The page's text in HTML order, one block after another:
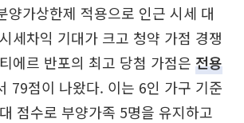
양가상한제 적용으로 인근 시세 대
세차익 기대가 크고 청약 가점 경쟁
에르 반포의 최고 당첨 가점은 전용
79점이 나왔다. 이는 6인 가구 기준
점수로 부양가족 5명을 유지하고